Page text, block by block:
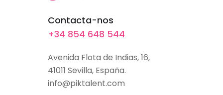
Contacta-nos
+34 854 648 544
Avenida Flota de Indias, 16,
41011 Sevilla, España.
info@piktalent.com